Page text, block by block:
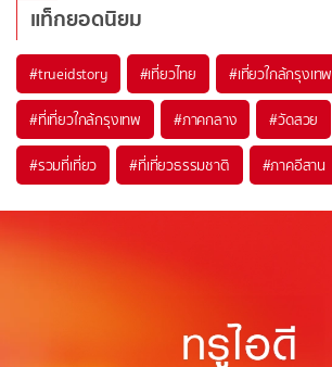
แท็กยอดนิยม
#trueidstory #เที่ยวไทย #เที่ยวใกล้กรุงเทพ
#ที่เที่ยวใกล้กรุงเทพ #ภาคกลาง #วัดสวย
#รวมที่เที่ยว #ที่เที่ยวธรรมชาติ #ภาคอีสาน